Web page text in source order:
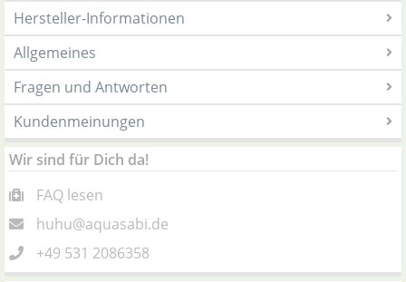
Hersteller-Informationen
Allgemeines
Fragen und Antworten
Kundenmeinungen
Wir sind für Dich da!
FAQ lesen
huhu@aquasabi.de
+49 531 2086358